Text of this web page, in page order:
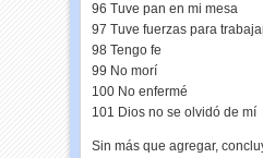
96 Tuve pan en mi mesa
97 Tuve fuerzas para
98 Tengo fe
99 No morí
100 No enfermé
101 Dios no se olvidó de mí
Sin más que agregar,